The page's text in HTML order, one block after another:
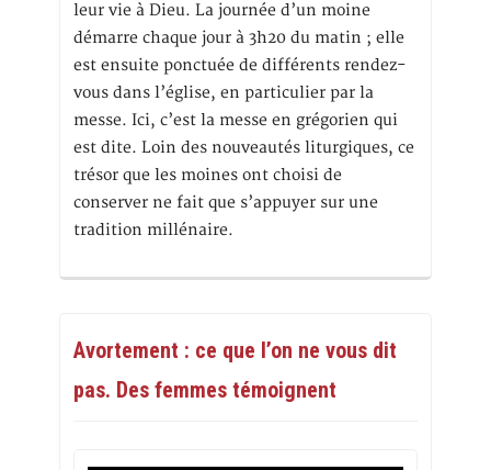
leur vie à Dieu. La journée d’un moine
démarre chaque jour à 3h20 du matin ; elle
est ensuite ponctuée de différents rendez-
vous dans l’église, en particulier par la
messe. Ici, c’est la messe en grégorien qui
est dite. Loin des nouveautés liturgiques, ce
trésor que les moines ont choisi de
conserver ne fait que s’appuyer sur une
tradition millénaire.
Avortement : ce que l’on ne vous dit
pas. Des femmes témoignent